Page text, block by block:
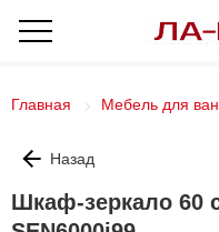
Главная Мебель для
Назад
Шкаф-зеркало 60